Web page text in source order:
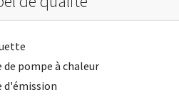
de pompe à chaleur
d'émission